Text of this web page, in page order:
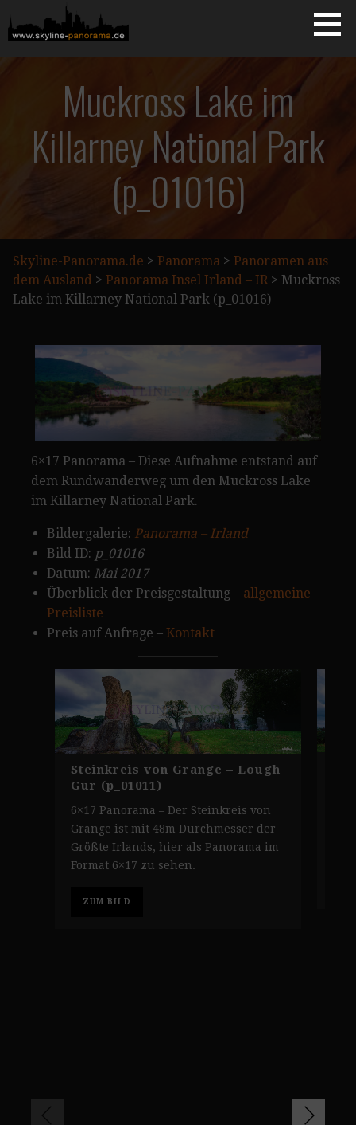
Inhalt
springen
SKYLINE-PANORAMA.DE
Muckross Lake im
Killarney National Park
(p_01016)
Skyline-Panorama.de > Panorama > Panoramen aus
dem Ausland > Panorama Insel Irland – IR> Muckross
Lake im Killarney National Park (p_01016)
6×17 Panorama – Diese Aufnahme entstand auf
dem Rundwanderweg um den Muckross Lake
im Killarney National Park.
Bildergalerie: Panorama – Irland
Bild ID: p_01016
Datum: Mai 2017
Überblick der Preisgestaltung – allgemeine
Preisliste
Preis auf Anfrage – Kontakt
Steinkreis von Grange – Lough
Gur (p_01011)
6×17 Panorama – Der Steinkreis von
Grange ist mit 48m Durchmesser der
Größte Irlands, hier als Panorama im
Format 6×17 zu sehen.
ZUM BILD